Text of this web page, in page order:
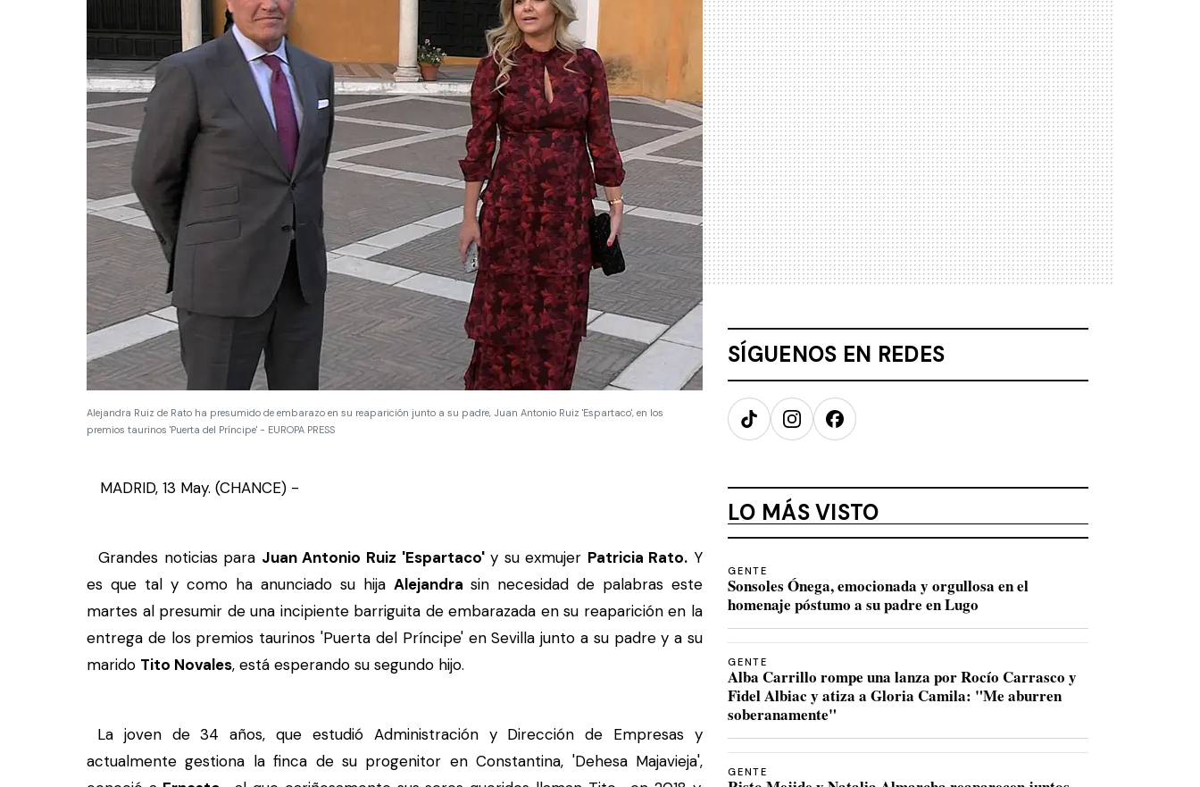
Alejandra Ruiz de Rato ha presumido de embarazo en su reaparición junto a su padre, Juan Antonio Ruiz 'Espartaco', en los
premios taurinos 'Puerta del Príncipe' - EUROPA PRESS
MADRID, 13 May. (CHANCE) -
Grandes noticias para Juan Antonio Ruiz 'Espartaco'y su exmujer Patricia Rato. Y
es que tal y como ha anunciado su hija Alejandra sin necesidad de palabras este
martes al presumir de una incipiente barriguita de embarazada en su reaparición en la
entrega de los premios taurinos 'Puerta del Príncipe' en Sevilla junto a su padre y a su
marido Tito Novales, está esperando su segundo hijo.
La joven de 34 años, que estudió Administración y Dirección de Empresas y
actualmente gestiona la finca de su progenitor en Constantina, 'Dehesa Majavieja',
SÍGUENOS EN REDES
TikTokInstagramFacebook
LO MÁS VISTO
GENTE
Sonsoles Ónega, emocionada y orgullosa en el
homenaje póstumo a su padre en Lugo
GENTE
Alba Carrillo rompe una lanza por Rocío Carrasco y
Fidel Albiac y atiza a Gloria Camila: "Me aburren
soberanamente"
GENTE